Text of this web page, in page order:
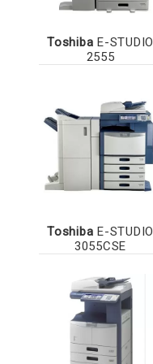
Toshiba E-STUDIO
2555
Toshiba E-STUDIO
3055CSE